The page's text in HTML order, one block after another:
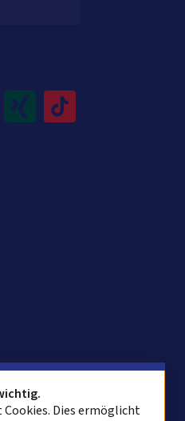
Cookies. Dies ermöglicht